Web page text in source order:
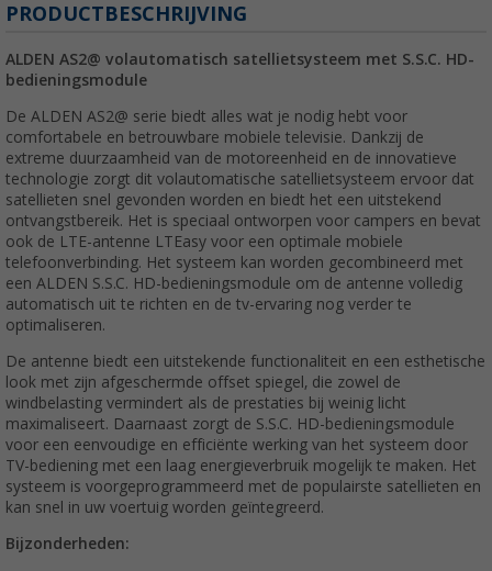
PRODUCTBESCHRIJVING
ALDEN AS2@ volautomatisch satellietsysteem met S.S.C. HD-
bedieningsmodule
De ALDEN AS2@ serie biedt alles wat je nodig hebt voor
comfortabele en betrouwbare mobiele televisie. Dankzij de
extreme duurzaamheid van de motoreenheid en de innovatieve
technologie zorgt dit volautomatische satellietsysteem ervoor dat
satellieten snel gevonden worden en biedt het een uitstekend
ontvangstbereik. Het is speciaal ontworpen voor campers en bevat
ook de LTE-antenne LTEasy voor een optimale mobiele
telefoonverbinding. Het systeem kan worden gecombineerd met
een ALDEN S.S.C. HD-bedieningsmodule om de antenne volledig
automatisch uit te richten en de tv-ervaring nog verder te
optimaliseren.
De antenne biedt een uitstekende functionaliteit en een esthetische
look met zijn afgeschermde offset spiegel, die zowel de
windbelasting vermindert als de prestaties bij weinig licht
maximaliseert. Daarnaast zorgt de S.S.C. HD-bedieningsmodule
voor een eenvoudige en efficiënte werking van het systeem door
TV-bediening met een laag energieverbruik mogelijk te maken. Het
systeem is voorgeprogrammeerd met de populairste satellieten en
kan snel in uw voertuig worden geïntegreerd.
Bijzonderheden: